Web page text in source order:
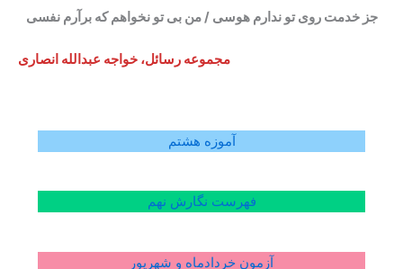
جز خدمت روی تو ندارم هوسی / من بی تو نخواهم که برآرم نفسی
مجموعه رسائل، خواجه عبدالله انصاری
آموزه هشتم
فهرست نگارش نهم
آزمون خردادماه و شهریور